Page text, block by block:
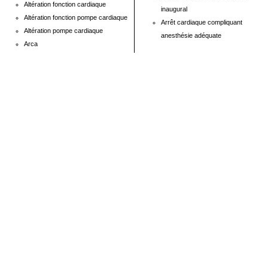
Altération fonction cardiaque
Altération fonction pompe cardiaque
Altération pompe cardiaque
Arca
inaugural
Arrêt cardiaque compliquant
anesthésie adéquate